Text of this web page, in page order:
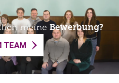
meine Bewerbung?
TEAM